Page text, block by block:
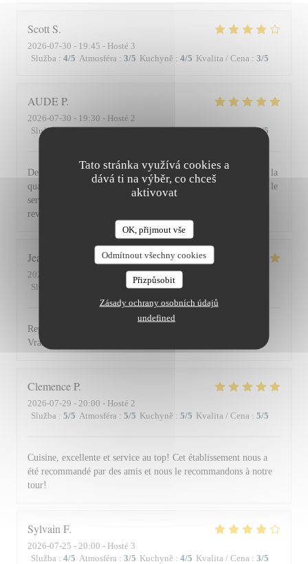
Tato stránka využívá cookies a
dává ti na výběr, co chceš
aktivovat
OK, přijmout vše
Odmítnout všechny cookies
Přizpůsobit
Zásady ochrany osobních údajů
undefined
ScottS
2026-07-30 - 19:45 - Hosté 3
Služba : 4/5 Atmosféra : 3/5 Kuchyně : 4/5 Kvalita / Cena : 3/5
AUDEP
2026-07-30 - 19:30 - Hosté 2
Služba: 5/5 Atmosféra: 5/5 Kuchyně: 5/5 Kvalita / Cena: 5/5
De l'accueil souriant et chaleureux comme à la maison jusqu'à la
qualité et la présentation de l'assiette (poissons) en passant par le
service du vin, nous avons apprécié ce dîner et souhaitons
revenir. Bravo & merci +++
Jean Louis
2026-07-30
- 13:00 - Hosté 2
Služba
4/5 Kuchyně: 5
Repas excellent de l’entrée au dessert. Service impeccable.
Vraiment top. Je recommande.
ClemenceP
2026-07-29 - 20:00 - Hosté 2
Služba : 5/5 Atmosféra : 5/5 Kuchyně : 5/5 Kvalita / Cena : 5/5
Cuisine, excellente et service au top! Cet établissement nous a
été recommandé par des amis et nous le recommandons à notre
tour!
Sylvain F
2026-07-25 - 20:00 - Hosté 3
Služba : 4/5 Atmosféra : 3/5 Kuchyně : 4/5 Kvalita / Cena : 3/5